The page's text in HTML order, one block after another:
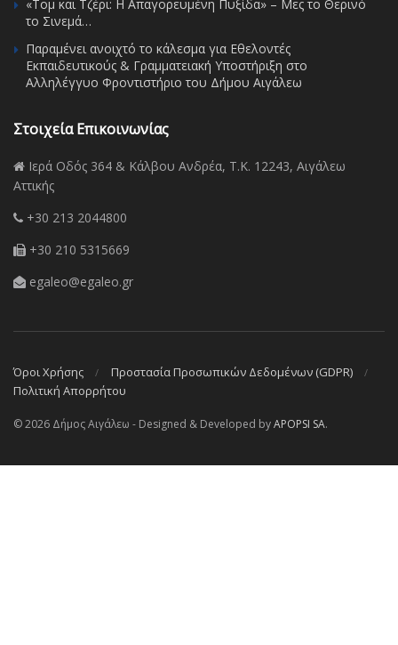
«Τομ και Τζέρι: Η Απαγορευμένη Πυξίδα» – Μες το Θερινό
το Σινεμά…
Παραμένει ανοιχτό το κάλεσμα για Εθελοντές
Εκπαιδευτικούς & Γραμματειακή Υποστήριξη στο
Αλληλέγγυο Φροντιστήριο του Δήμου Αιγάλεω
Στοιχεία Επικοινωνίας
Ιερά Οδός 364 & Κάλβου Ανδρέα, Τ.Κ. 12243, Αιγάλεω
Αττικής
+30 213 2044800
+30 210 5315669
egaleo@egaleo.gr
Όροι Χρήσης
Προστασία Προσωπικών Δεδομένων (GDPR)
Πολιτική Απορρήτου
© 2026 Δήμος Αιγάλεω - Designed & Developed byAPOPSI SA.